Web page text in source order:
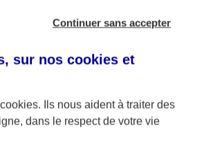
Continuer sans accepter
sur nos cookies et
cookies. Ils nous aident à traiter des
dans le respect de votre vie